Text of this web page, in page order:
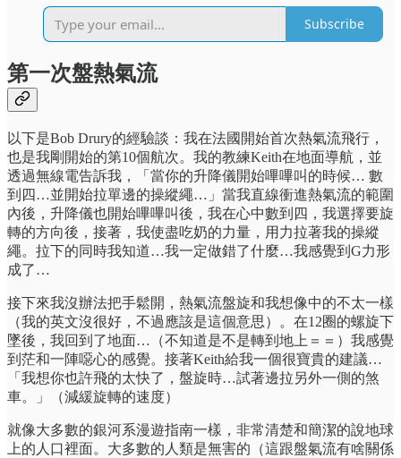
Subscribe
第一次盤熱氣流
以下是Bob Drury的經驗談：我在法國開始首次熱氣流飛行，
也是我剛開始的第10個航次。我的教練Keith在地面導航，並
透過無線電告訴我，「當你的升降儀開始嗶嗶叫的時候… 數
到四…並開始拉單邊的操縱繩…」當我直線衝進熱氣流的範圍
內後，升降儀也開始嗶嗶叫後，我在心中數到四，我選擇要旋
轉的方向後，接著，我使盡吃奶的力量，用力拉著我的操縱
繩。拉下的同時我知道…我一定做錯了什麼…我感覺到G力形
成了…
接下來我沒辦法把手鬆開，熱氣流盤旋和我想像中的不太一樣
（我的英文沒很好，不過應該是這個意思）。在12圈的螺旋下
墜後，我回到了地面…（不知道是不是轉到地上＝＝）我感覺
到茫和一陣噁心的感覺。接著Keith給我一個很寶貴的建議…
「我想你也許飛的太快了，盤旋時…試著邊拉另外一側的煞
車。」（減緩旋轉的速度）
就像大多數的銀河系漫遊指南一樣，非常清楚和簡潔的說地球
上的人口裡面。大多數的人類是無害的（這跟盤氣流有啥關係